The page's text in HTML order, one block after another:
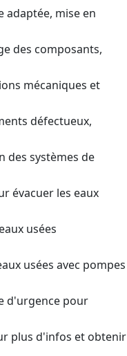
adaptée, mise en
des composants,
mécaniques et
défectueux,
des systèmes de
évacuer les eaux
usées
usées avec pompes
d'urgence pour
plus d'infos et obtenir